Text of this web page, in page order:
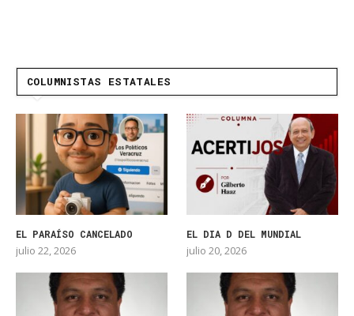
COLUMNISTAS ESTATALES
EL PARAÍSO CANCELADO
julio 22, 2026
EL DIA D DEL MUNDIAL
julio 20, 2026